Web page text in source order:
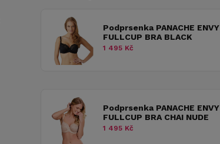
Podprsenka PANACHE ENVY
FULLCUP BRA BLACK
1 495 Kč
Podprsenka PANACHE ENVY
FULLCUP BRA CHAI NUDE
1 495 Kč